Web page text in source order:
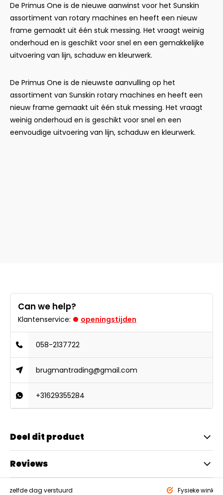
De Primus One is de nieuwe aanwinst voor het Sunskin
assortiment van rotary machines en heeft een nieuw
frame gemaakt uit één stuk messing. Het vraagt weinig
onderhoud en is geschikt voor snel en een gemakkelijke
uitvoering van lijn, schaduw en kleurwerk.
De Primus One is de nieuwste aanvulling op het
assortiment van Sunskin rotary machines en heeft een
nieuw frame gemaakt uit één stuk messing. Het vraagt
weinig onderhoud en is geschikt voor snel en een
eenvoudige uitvoering van lijn, schaduw en kleurwerk.
Can we help?
Klantenservice: openingstijden
058-2137722
brugmantrading@gmail.com
+31629355284
Deel dit product
Reviews
zelfde dag verstuurd Fysieke winkel